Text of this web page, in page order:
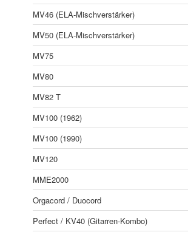
MV46 (ELA-Mischverstärker)
MV50 (ELA-Mischverstärker)
MV75
MV80
MV82 T
MV100 (1962)
MV100 (1990)
MV120
MME2000
Orgacord / Duocord
Perfect / KV40 (Gitarren-Kombo)